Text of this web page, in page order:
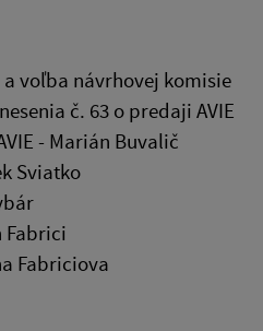
voľba návrhovej komisie
č. 63 o predaji AVIE
- Marián Buvalič
Sviatko
Fabrici
Fabriciova